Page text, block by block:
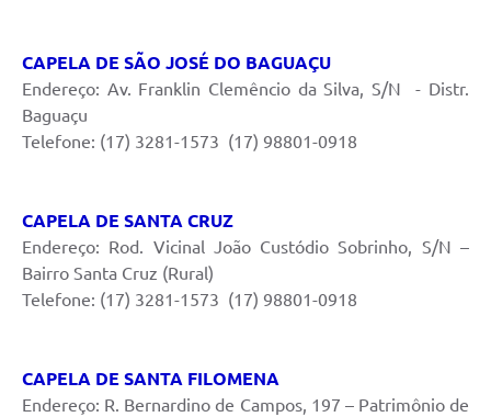
CAPELA DE SÃO JOSÉ DO BAGUAÇU
Endereço: Av. Franklin Clemêncio da Silva, S/N - Distr.
Baguaçu
Telefone: (17) 3281-1573 (17) 98801-0918
CAPELA DE SANTA CRUZ
Endereço: Rod. Vicinal João Custódio Sobrinho, S/N –
Bairro Santa Cruz (Rural)
Telefone: (17) 3281-1573 (17) 98801-0918
CAPELA DE SANTA FILOMENA
Endereço: R. Bernardino de Campos, 197 – Patrimônio de